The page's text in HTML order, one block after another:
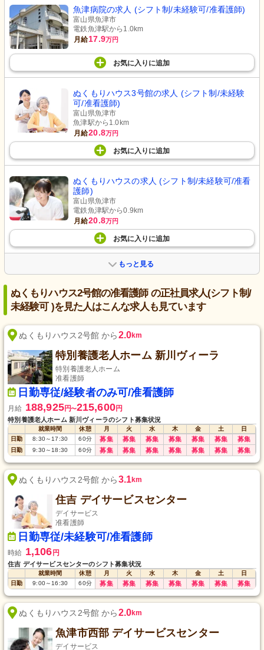
魚津病院の求人 (シフト制/未経験可/准看護師)
富山県魚津市
電鉄魚津駅から1.0km
月給17.9万円
お気に入り に追加
ぬくもりハウス3号館の求人 (シフト制/未経験
可/准看護師)
富山県魚津市
魚津駅から1.0km
月給20.8万円
お気に入り に追加
ぬくもりハウスの求人 (シフト制/未経験可/准看
護師)
富山県魚津市
電鉄魚津駅から0.9km
月給20.8万円
お気に入り に追加
もっと見る
ぬくもりハウス2号館の准看護師 の正社員求人(シフト制/
未経験可 )を見た人はこんな求人も見ています
ぬくもりハウス2号館 から2.0km
特別養護老人ホーム 新川ヴィーラ
特別養護老人ホーム
准看護師
日勤専従/経験者のみ可/准看護師
月給 188,925円〜215,600円
特別養護老人ホーム 新川ヴィーラのシフト募集状況
就業時間 休憩 月 火 水 木 金 土
日
日勤
8:30～17:30 60分 募集 募集 募集 募集 募集 募集 募集
日勤 9:30～18:30 60分 募集 募集 募集 募集 募集 募集 募集
ぬくもりハウス2号館 から3.1km
住吉 デイサービスセンター
デイサービス
准看護師
日勤専従/未経験可/准看護師
時給 1,106 円
住吉 デイサービスセンターのシフト募集状況
就業時間 休憩 月 火 水 木 金 土
日
日勤
9:00～16:30 60分 募集 募集 募集 募集 募集 募集 募集
ぬくもりハウス2号館 から2.0km
魚津市西部 デイサービスセンター
デイサービス